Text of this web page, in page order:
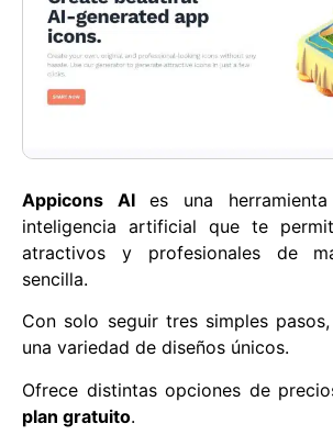
Appicons AIes una herramienta
inteligencia artificial que te
atractivos y profesionales de
sencilla.
Con solo seguir tres simples
una variedad de diseños únicos.
Ofrece distintas opciones de
plan gratuito.